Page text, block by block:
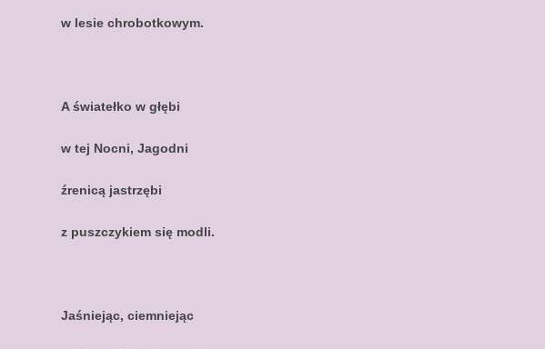
w lesie chrobotkowym.
A światełko w głębi
w tej Nocni, Jagodni
źrenicą jastrzębi
z puszczykiem się modli.
Jaśniejąc, ciemniejąc